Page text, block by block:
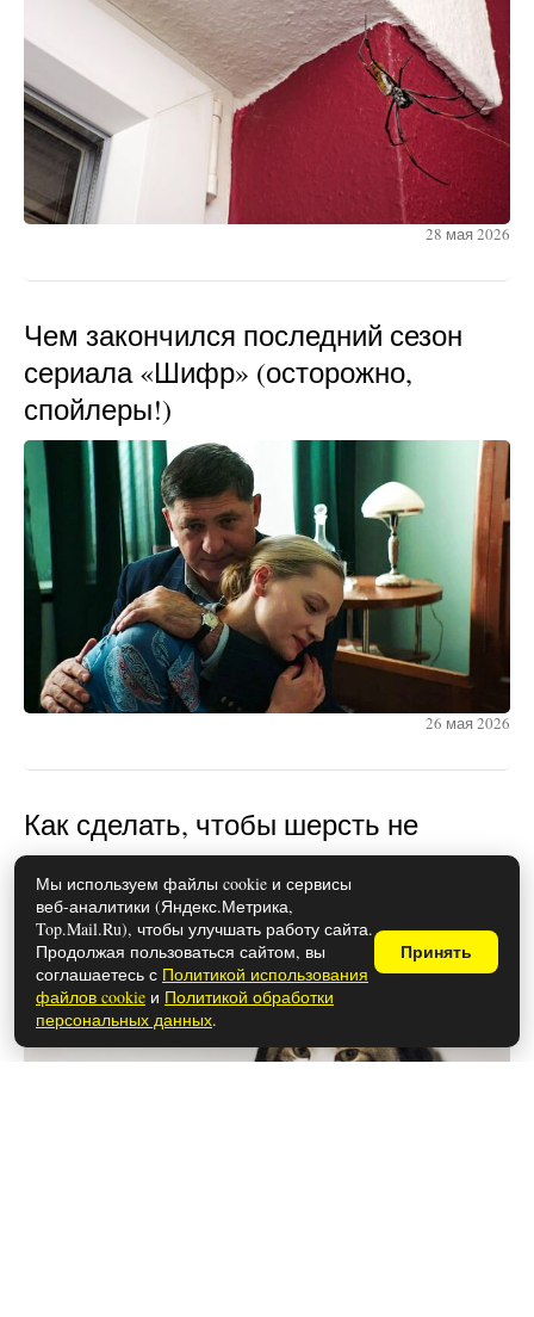
28 мая 2026
Чем закончился последний сезон
сериала «Шифр» (осторожно,
спойлеры!)
26 мая 2026
Как сделать, чтобы шерсть не
прилипала к одежде: простые
лайфхаки
Мы используем файлы cookie и сервисы
веб-аналитики (Яндекс.Метрика,
Top.Mail.Ru), чтобы улучшать работу сайта.
Продолжая пользоваться сайтом, вы
соглашаетесь с Политикой использования
файлов cookie и Политикой обработки
персональных данных.
Принять